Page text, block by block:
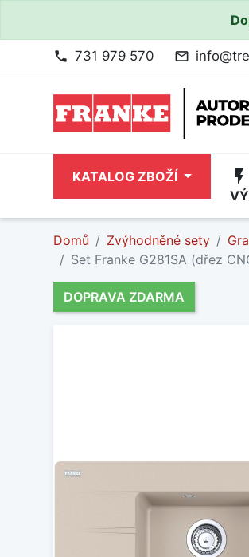
phone 731 979 570 mail_outline
KATALOG ZBOŽÍ flash_on
Domů Zvýhodněné sety
Set Franke G281SA (dřez
DOPRAVA ZDARMA